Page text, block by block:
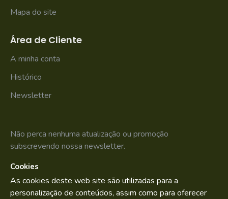
Mapa do site
Área de Cliente
A minha conta
Histórico
Newsletter
Não perca nenhuma atualização ou promoção
subscrevendo nossa newsletter.
Li e aceito osPolítica de Privacidade
Cookies
As cookies deste web site são utilizadas para a
personalização de conteúdos, assim como para oferecer